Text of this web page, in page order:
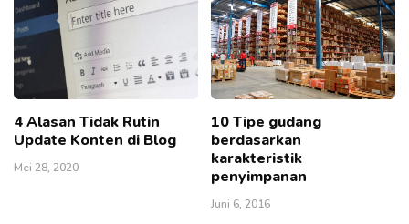
4 Alasan Tidak Rutin
Update Konten di Blog
Mei 28, 2020
10 Tipe gudang
berdasarkan
karakteristik
penyimpanan
Juni 6, 2016